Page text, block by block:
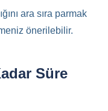
ara sıra parmak
önerilebilir.
Süre